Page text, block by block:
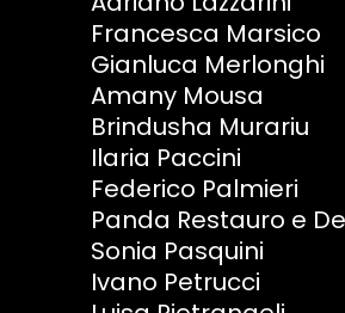
Francesca Marsico
Gianluca Merlonghi
Amany Mousa
Brindusha Murariu
Ilaria Paccini
Federico Palmieri
Panda Restauro e
Sonia Pasquini
Ivano Petrucci